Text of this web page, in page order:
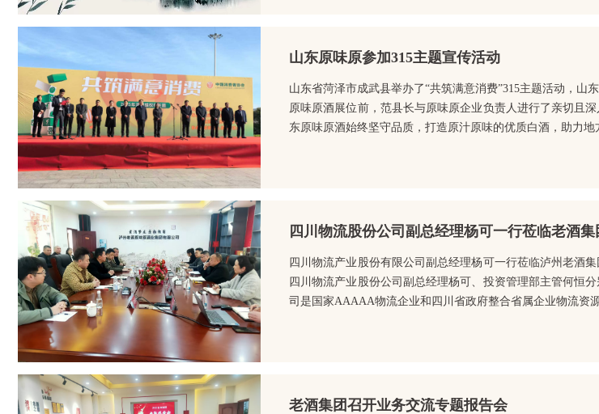
山东原味原参加315主题宣传活动
山东省菏泽市成武县举办了“共筑满意消费”315主题活动，
原味原酒展位前，范县长与原味原企业负责人进行了亲切且
东原味原酒始终坚守品质，打造原汁原味的优质白酒，助力
四川物流股份公司副总经理杨可一行莅临老酒集
四川物流产业股份有限公司副总经理杨可一行莅临泸州老酒
四川物流产业股份公司副总经理杨可、投资管理部主管何恒
司是国家AAAAA物流企业和四川省政府整合省属企业物流资
老酒集团召开业务交流专题报告会